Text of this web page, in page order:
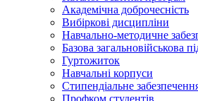
Академічна доброчесність
Вибіркові дисципліни
Навчально-методичне
Базова загальновійськова
Гуртожиток
Навчальні корпуси
Стипендіальне
Профком студентів